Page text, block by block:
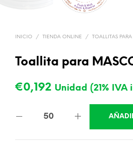
INICIO / TIENDA ONLINE / TOALLITAS
Toallita para
€0,192 Unidad (21% IVA